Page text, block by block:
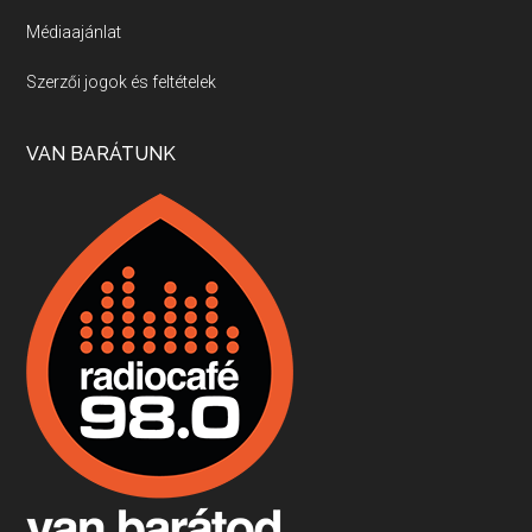
Villány, kékfrankos, Jackfall
Apr 17, 2026 • 00:35:38
Boston, teadélután, bab és homár
Apr 9, 2026 • 00:37:17
Fermentáljunk, a testünk meghálálja!
Apr 3, 2026 • 00:36:07
Médiaajánlat
Szerzői jogok és feltételek
VAN BARÁTUNK